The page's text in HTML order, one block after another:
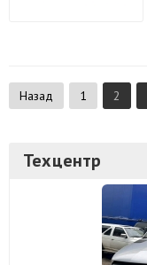
Назад 1 2
Техцентр